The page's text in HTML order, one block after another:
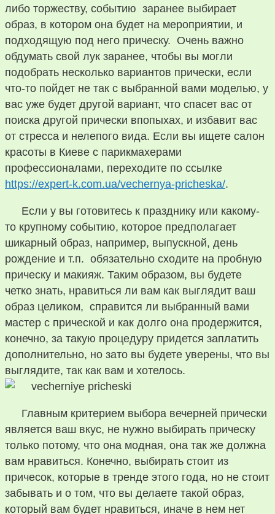
либо торжеству, событию заранее выбирает
образ, в котором она будет на мероприятии, и
подходящую под него прическу. Очень важно
обдумать свой лук заранее, чтобы вы могли
подобрать несколько вариантов прически, если
что-то пойдет не так с выбранной вами моделью, у
вас уже будет другой вариант, что спасет вас от
поиска другой прически впопыхах, и избавит вас
от стресса и нелепого вида. Если вы ищете салон
красоты в Киеве с парикмахерами
профессионалами, переходите по ссылке
https://expert-k.com.ua/vechernya-pricheska/.
Если у вы готовитесь к празднику или какому-
то крупному событию, которое предполагает
шикарный образ, например, выпускной, день
рождение и т.п. обязательно сходите на пробную
прическу и макияж. Таким образом, вы будете
четко знать, нравиться ли вам как выглядит ваш
образ целиком, справится ли выбранный вами
мастер с прической и как долго она продержится,
конечно, за такую процедуру придется заплатить
дополнительно, но зато вы будете уверены, что вы
выглядите, так как вам и хотелось.
Главным критерием выбора вечерней прически
является ваш вкус, не нужно выбирать прическу
только потому, что она модная, она так же должна
вам нравиться. Конечно, выбирать стоит из
причесок, которые в тренде этого года, но не стоит
забывать и о том, что вы делаете такой образ,
который вам будет нравиться, иначе в нем нет